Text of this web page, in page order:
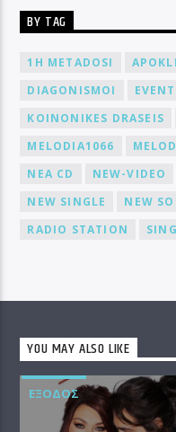
BY TAG
1H METADOSI
DIAGONISMOI
EVENT
KOINONIKES DRASEIS
MELODIA1066
NEA CD
NEW-VIDEO
NEW SINGLE
NEW
RADIO STATION
YOU MAY ALSO LIKE
EΞΟΔΟΣ